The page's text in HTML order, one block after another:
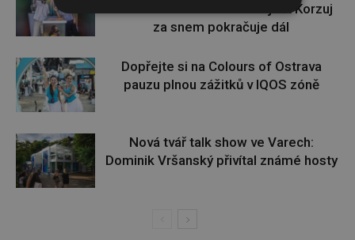
na Colours of Ostrava. Projekt Korzuj
za snem pokračuje dál
Dopřejte si na Colours of Ostrava
pauzu plnou zážitků v IQOS zóně
Nová tvář talk show ve Varech:
Dominik Vršanský přivítal známé hosty